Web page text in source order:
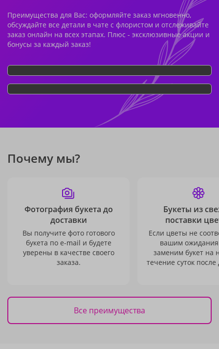
Преимущества для Вас: оформляйте заказ мгновенно,
обсуждайте все детали в чате с флористом и отслеживайте
заказ онлайн на всех этапах. Плюс - эксклюзивные акции и
бонусы за каждый заказ!
Почему мы?
Фотография букета до
доставки
Вы получите фото готового
букета по e-mail и будете
уверены в качестве своего
заказа.
Букеты из
поставки
Если цветы не
вашим
заменим букет на
течение суток после
Все преимущества